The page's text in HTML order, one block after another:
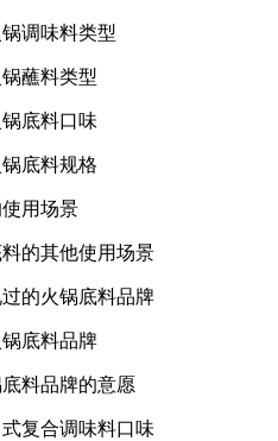
调味料类型
蘸料类型
底料口味
底料规格
用场景
的其他使用场景
的火锅底料品牌
底料品牌
料品牌的意愿
复合调味料口味